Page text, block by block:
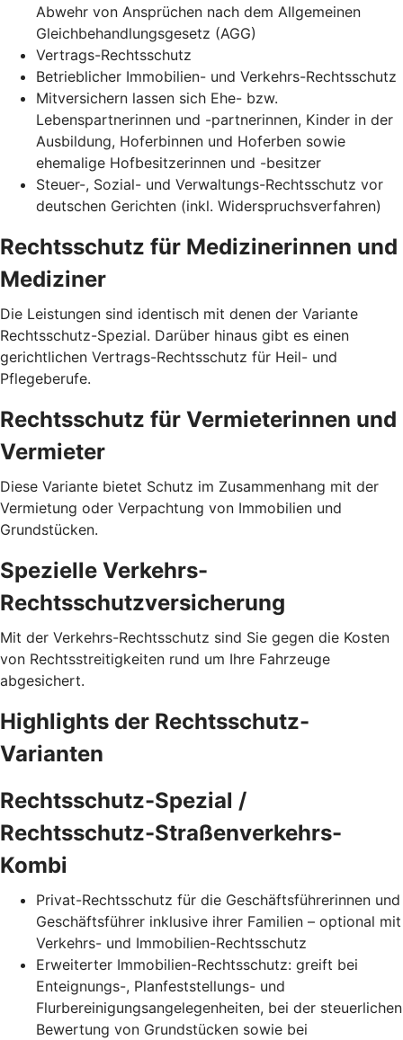
Abwehr von Ansprüchen nach dem Allgemeinen
Gleichbehandlungsgesetz (AGG)
Vertrags-Rechtsschutz
Betrieblicher Immobilien- und Verkehrs-Rechtsschutz
Mitversichern lassen sich Ehe- bzw.
Lebenspartnerinnen und -partnerinnen, Kinder in der
Ausbildung, Hoferbinnen und Hoferben sowie
ehemalige Hofbesitzerinnen und -besitzer
Steuer-, Sozial- und Verwaltungs-Rechtsschutz vor
deutschen Gerichten (inkl. Widerspruchsverfahren)
Rechtsschutz für Medizinerinnen und
Mediziner
Die Leistungen sind identisch mit denen der Variante
Rechtsschutz-Spezial. Darüber hinaus gibt es einen
gerichtlichen Vertrags-Rechtsschutz für Heil- und
Pflegeberufe.
Rechtsschutz für Vermieterinnen und
Vermieter
Diese Variante bietet Schutz im Zusammenhang mit der
Vermietung oder Verpachtung von Immobilien und
Grundstücken.
Spezielle Verkehrs-
Rechtsschutzversicherung
Mit der Verkehrs-Rechtsschutz sind Sie gegen die Kosten
von Rechtsstreitigkeiten rund um Ihre Fahrzeuge
abgesichert.
Highlights der Rechtsschutz-
Varianten
Rechtsschutz-Spezial /
Rechtsschutz-Straßenverkehrs-
Kombi
Privat-Rechtsschutz für die Geschäftsführerinnen und
Geschäftsführer inklusive ihrer Familien – optional mit
Verkehrs- und Immobilien-Rechtsschutz
Erweiterter Immobilien-Rechtsschutz: greift bei
Enteignungs-, Planfeststellungs- und
Flurbereinigungsangelegenheiten, bei der steuerlichen
Bewertung von Grundstücken sowie bei